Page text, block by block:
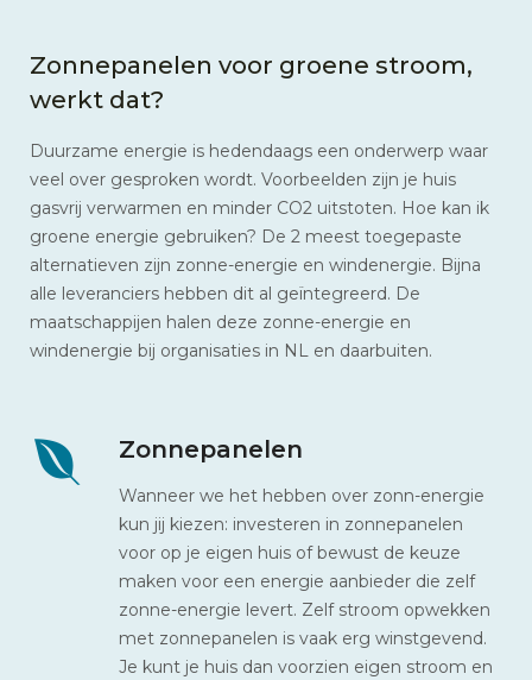
Zonnepanelen voor groene stroom,
werkt dat?
Duurzame energie is hedendaags een onderwerp waar
veel over gesproken wordt. Voorbeelden zijn je huis
gasvrij verwarmen en minder CO2 uitstoten. Hoe kan ik
groene energie gebruiken? De 2 meest toegepaste
alternatieven zijn zonne-energie en windenergie. Bijna
alle leveranciers hebben dit al geïntegreerd. De
maatschappijen halen deze zonne-energie en
windenergie bij organisaties in NL en daarbuiten.
Zonnepanelen
Wanneer we het hebben over zonn-energie
kun jij kiezen: investeren in zonnepanelen
voor op je eigen huis of bewust de keuze
maken voor een energie aanbieder die zelf
zonne-energie levert. Zelf stroom opwekken
met zonnepanelen is vaak erg winstgevend.
Je kunt je huis dan voorzien eigen stroom en